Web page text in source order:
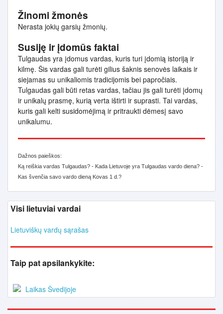
Žinomi žmonės
Nerasta jokių garsių žmonių.
Susiję ir įdomūs faktai
Tulgaudas yra įdomus vardas, kuris turi įdomią istoriją ir
kilmę. Šis vardas gali turėti gilius šaknis senovės laikais ir
siejamas su unikaliomis tradicijomis bei papročiais.
Tulgaudas gali būti retas vardas, tačiau jis gali turėti įdomų
ir unikalų prasmę, kurią verta ištirti ir suprasti. Tai vardas,
kuris gali kelti susidomėjimą ir pritraukti dėmesį savo
unikalumu.
Dažnos paieškos:
Ką reiškia vardas Tulgaudas? - Kada Lietuvoje yra Tulgaudas vardo diena? -
Kas švenčia savo vardo dieną Kovas 1 d.?
Visi lietuviai vardai
Lietuviškų vardų sąrašas
Taip pat apsilankykite:
Laikas Švedijoje